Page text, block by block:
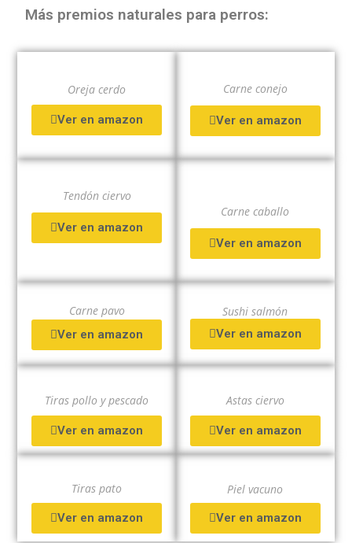
Más premios naturales para perros:
Oreja cerdo
Ver en amazon
Carne conejo
Ver en amazon
Tendón ciervo
Ver en amazon
Carne caballo
Ver en amazon
Carne pavo
Ver en amazon
Sushi salmón
Ver en amazon
Tiras pollo y pescado
Ver en amazon
Astas ciervo
Ver en amazon
Tiras pato
Ver en amazon
Piel vacuno
Ver en amazon